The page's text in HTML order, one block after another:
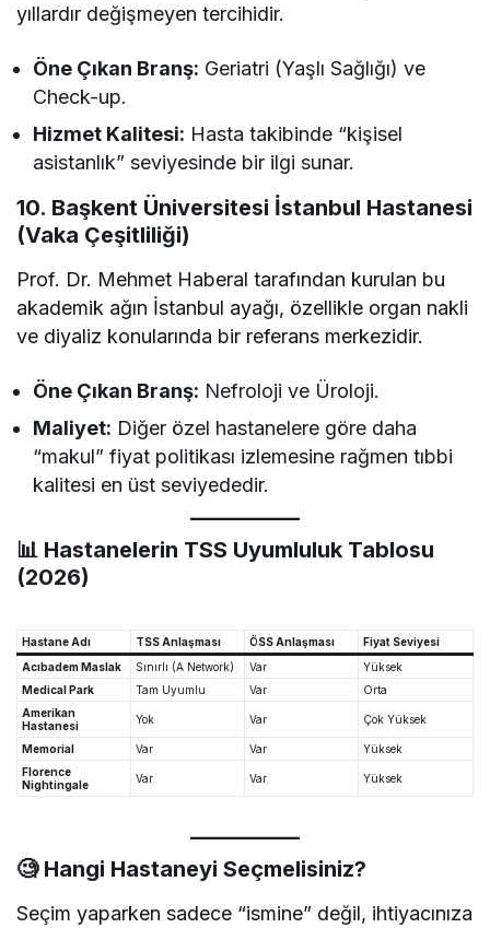
yıllardır değişmeyen tercihidir.
Öne Çıkan Branş: Geriatri (Yaşlı Sağlığı) ve
Check-up.
Hizmet Kalitesi: Hasta takibinde “kişisel
asistanlık” seviyesinde bir ilgi sunar.
10. Başkent Üniversitesi İstanbul Hastanesi
(Vaka Çeşitliliği)
Prof. Dr. Mehmet Haberal tarafından kurulan bu
akademik ağın İstanbul ayağı, özellikle organ nakli
ve diyaliz konularında bir referans merkezidir.
Öne Çıkan Branş: Nefroloji ve Üroloji.
Maliyet: Diğer özel hastanelere göre daha
“makul” fiyat politikası izlemesine rağmen tıbbi
kalitesi en üst seviyededir.
📊 Hastanelerin TSS Uyumluluk Tablosu
(2026)
Hastane Adı TSS Anlaşması ÖSS Anlaşması
Fiyat Seviyesi
Acıbadem Maslak
Sınırlı (A Network) Var
Yüksek
Medical Park
Tam Uyumlu Var
Orta
Amerikan
Hastanesi
Yok Var Çok Yüksek
Memorial Var Var
Yüksek
Florence
Nightingale
Var Var Yüksek
🧐 Hangi Hastaneyi Seçmelisiniz?
Seçim yaparken sadece “ismine” değil, ihtiyacınıza